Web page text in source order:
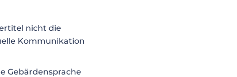
nicht die
Kommunikation
Gebärdensprache